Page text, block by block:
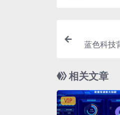
蓝色科技
相关文章
VIP